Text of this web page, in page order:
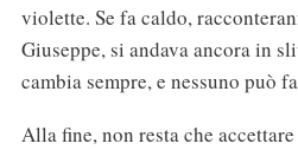
violette. Se fa caldo,
Giuseppe, si andava ancora in
cambia sempre, e nessuno può
Alla fine, non resta che